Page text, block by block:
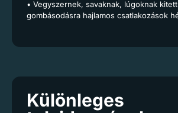
• Vegyszernek, savaknak, lúgoknak
gombásodásra hajlamos csatlakozások
Különleges